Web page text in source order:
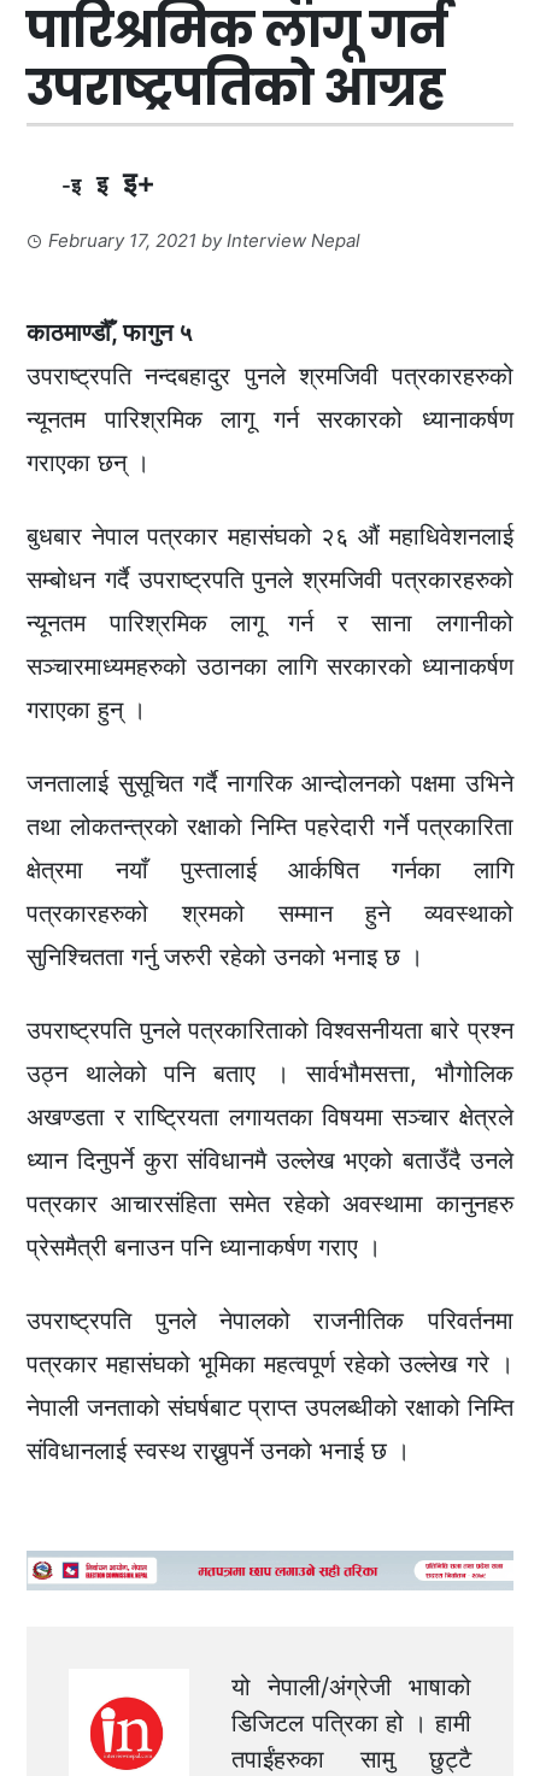
पारिश्रमिक लागू गर्न
उपराष्ट्रपतिको आग्रह
-इ इ इ+
February 17, 2021 byInterview Nepal
काठमाण्डौँ, फागुन ५
उपराष्ट्रपति नन्दबहादुर पुनले श्रमजिवी पत्रकारहरुको
न्यूनतम पारिश्रमिक लागू गर्न सरकारको ध्यानाकर्षण
गराएका छन् ।
बुधबार नेपाल पत्रकार महासंघको २६ औं महाधिवेशनलाई
सम्बोधन गर्दै उपराष्ट्रपति पुनले श्रमजिवी पत्रकारहरुको
न्यूनतम पारिश्रमिक लागू गर्न र साना लगानीको
सञ्चारमाध्यमहरुको उठानका लागि सरकारको ध्यानाकर्षण
गराएका हुन् ।
जनतालाई सुसूचित गर्दै नागरिक आन्दोलनको पक्षमा उभिने
तथा लोकतन्त्रको रक्षाको निम्ति पहरेदारी गर्ने पत्रकारिता
क्षेत्रमा नयाँ पुस्तालाई आर्कषित गर्नका लागि
पत्रकारहरुको श्रमको सम्मान हुने व्यवस्थाको
सुनिश्चितता गर्नु जरुरी रहेको उनको भनाइ छ ।
उपराष्ट्रपति पुनले पत्रकारिताको विश्वसनीयता बारे प्रश्न
उठ्न थालेको पनि बताए । सार्वभौमसत्ता, भौगोलिक
अखण्डता र राष्ट्रियता लगायतका विषयमा सञ्चार क्षेत्रले
ध्यान दिनुपर्ने कुरा संविधानमै उल्लेख भएको बताउँदै उनले
पत्रकार आचारसंहिता समेत रहेको अवस्थामा कानुनहरु
प्रेसमैत्री बनाउन पनि ध्यानाकर्षण गराए ।
उपराष्ट्रपति पुनले नेपालको राजनीतिक परिवर्तनमा
पत्रकार महासंघको भूमिका महत्वपूर्ण रहेको उल्लेख गरे ।
नेपाली जनताको संघर्षबाट प्राप्त उपलब्धीको रक्षाको निम्ति
संविधानलाई स्वस्थ राख्नुपर्ने उनको भनाई छ ।
यो नेपाली/अंग्रेजी भाषाको
डिजिटल पत्रिका हो । हामी
तपाईंहरुका सामु छुट्टै